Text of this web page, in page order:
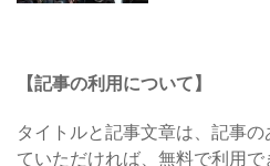
【記事の利用について】
タイトルと記事文章は、記事
ていただければ、無料で利用で